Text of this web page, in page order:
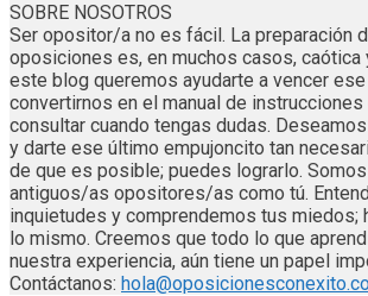
SOBRE NOSOTROS
Ser opositor/a no es fácil. La preparación
oposiciones es, en muchos casos, caótica
este blog queremos ayudarte a vencer
convertirnos en el manual de instrucciones
consultar cuando tengas dudas.
y darte ese último empujoncito tan
de que es posible; puedes lograrlo.
antiguos/as opositores/as como tú.
inquietudes y comprendemos tus miedos;
lo mismo. Creemos que todo lo que
nuestra experiencia, aún tiene un papel
Contáctanos: